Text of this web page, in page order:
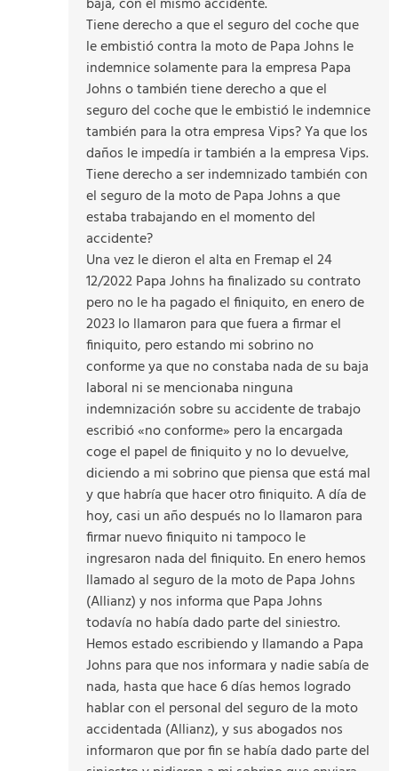
baja, con el mismo accidente.
Tiene derecho a que el seguro del coche que
le embistió contra la moto de Papa Johns le
indemnice solamente para la empresa Papa
Johns o también tiene derecho a que el
seguro del coche que le embistió le indemnice
también para la otra empresa Vips? Ya que los
daños le impedía ir también a la empresa Vips.
Tiene derecho a ser indemnizado también con
el seguro de la moto de Papa Johns a que
estaba trabajando en el momento del
accidente?
Una vez le dieron el alta en Fremap el 24
12/2022 Papa Johns ha finalizado su contrato
pero no le ha pagado el finiquito, en enero de
2023 lo llamaron para que fuera a firmar el
finiquito, pero estando mi sobrino no
conforme ya que no constaba nada de su baja
laboral ni se mencionaba ninguna
indemnización sobre su accidente de trabajo
escribió «no conforme» pero la encargada
coge el papel de finiquito y no lo devuelve,
diciendo a mi sobrino que piensa que está mal
y que habría que hacer otro finiquito. A día de
hoy, casi un año después no lo llamaron para
firmar nuevo finiquito ni tampoco le
ingresaron nada del finiquito. En enero hemos
llamado al seguro de la moto de Papa Johns
(Allianz) y nos informa que Papa Johns
todavía no había dado parte del siniestro.
Hemos estado escribiendo y llamando a Papa
Johns para que nos informara y nadie sabía de
nada, hasta que hace 6 días hemos logrado
hablar con el personal del seguro de la moto
accidentada (Allianz), y sus abogados nos
informaron que por fin se había dado parte del